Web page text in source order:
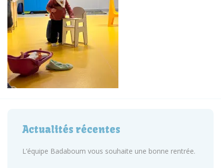
Actualités récentes
L’équipe Badaboum vous souhaite une bonne rentrée.